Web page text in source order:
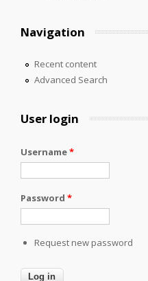
Navigation
Recent content
Advanced Search
User login
Username*
Password *
Request new password